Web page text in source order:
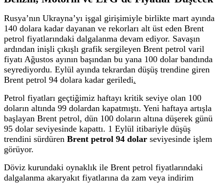
Rusya’nın Ukrayna’yı işgal girişimiyle birlikte mart ayında
140 dolara kadar dayanan ve rekorları alt üst eden Brent
petrol fiyatlarındaki dalgalanma devam ediyor. Savaşın
ardından inişli çıkışlı grafik sergileyen Brent petrol varil
fiyatı Ağustos ayının başından bu yana 100 dolar bandında
seyrediyordu. Eylül ayında tekrardan düşüş trendine giren
Brent petrol 94 dolara kadar geriledi.
Petrol fiyatları geçtiğimiz haftayı kritik seviye olan 100
doların altında 99 dolardan kapatmıştı. Yeni haftaya artışla
başlayan Brent petrol, dün 100 doların altına düşerek günü
95 dolar seviyesinde kapattı. 1 Eylül itibariyle düşüş
trendini sürdüren Brent petrol 94 dolar seviyesinde işlem
görüyor.
Döviz kurundaki oynaklık ile Brent petrol fiyatlarındaki
dalgalanma akaryakıt fiyatlarına da zam veya indirim